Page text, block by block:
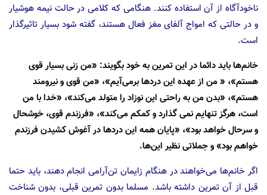
ناخود‌آگاه از آن استفاده کنند. هنگامی که کلامی در حالت نیمه هوشیار
و در حالتی که امواج آلفای مغز فعال هستند، گفته شود بسیار تاثیرگذار
است.
خانم‌ها باید دائما در این تمرین به خود بگویند: «من زنی بسیار قوی
هستم»، « من از عهده این درد‌ها بر‌می‌آیم»، «من قوی و نیرومند
هستم»، «بدن من به راحتی این نوزاد را متولد می‌کند»، «خدا با من
است، هرگز تنهایم نمی گذارد و کمکم می‌کند»، «فرزندم قوی، خوشحال
و سرحال خواهد بود»، «پایان همه این درد‌ها در آغوش کشیدن فرزندم
خواهم بود» و جملاتی نظیر این‌ها.
اگر خانم‌ها می‌خواهند در هنگام زایمان تن‌آرامی انجام دهند، باید حتما
قبل از آن تمرین داشته باشد. مسلما بدون تمرین قبلی، بدون شناخت